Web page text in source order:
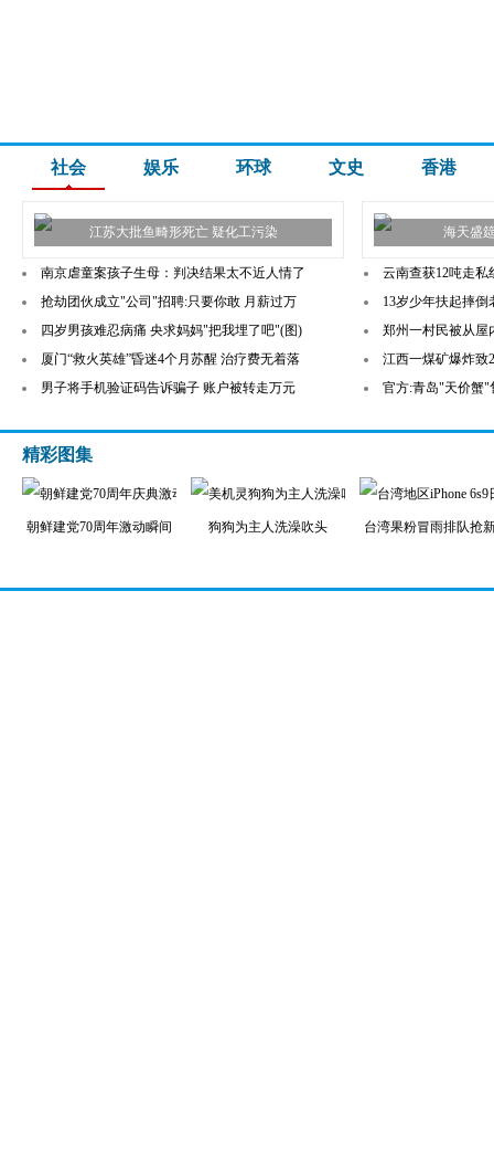
社会 娱乐 环球 文史 香港
江苏大批鱼畸形死亡 疑化工污染 海天盛
南京虐童案孩子生母：判决结果太不近人情了
抢劫团伙成立"公司"招聘:只要你敢 月薪过万
四岁男孩难忍病痛 央求妈妈"把我埋了吧"(图)
厦门“救火英雄”昏迷4个月苏醒 治疗费无着落
男子将手机验证码告诉骗子 账户被转走万元
云南查获12吨走私
13岁少年扶起摔
郑州一村民被从屋
江西一煤矿爆炸致
官方:青岛"天价蟹"
精彩图集
朝鲜建党70周年激动瞬间 狗狗为主人洗澡吹头 台湾果粉冒雨排队抢